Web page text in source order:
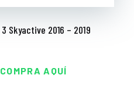
Skyactive 2016 – 2019
COMPRA AQUÍ